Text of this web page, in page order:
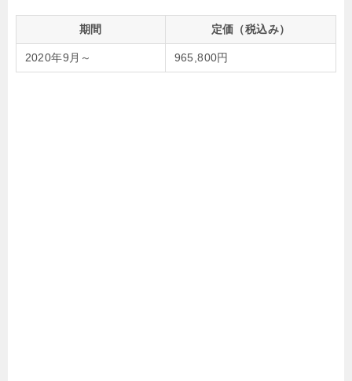
期間 定価（税込み）
2020年9月～ 965,800円